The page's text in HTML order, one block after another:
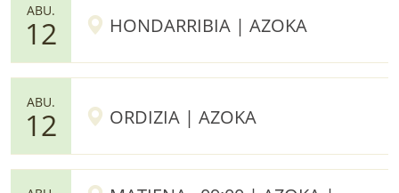
ABU.
12 HONDARRIBIA | AZOKA
ABU.
12 ORDIZIA | AZOKA